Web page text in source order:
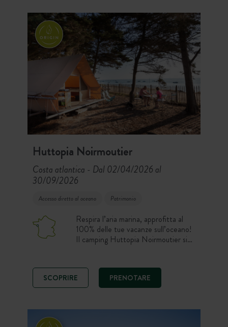
tra bagni, paddle e passeggiate in
montagna.
Huttopia Noirmoutier
Costa atlantica - Dal 02/04/2026 al
30/09/2026
Accesso diretto al oceano Patrimonio
Respira l’aria marina, approfitta al
100% delle tue vacanze sull’oceano!
Il camping Huttopia Noirmoutier si
SCOPRIRE PRENOTARE